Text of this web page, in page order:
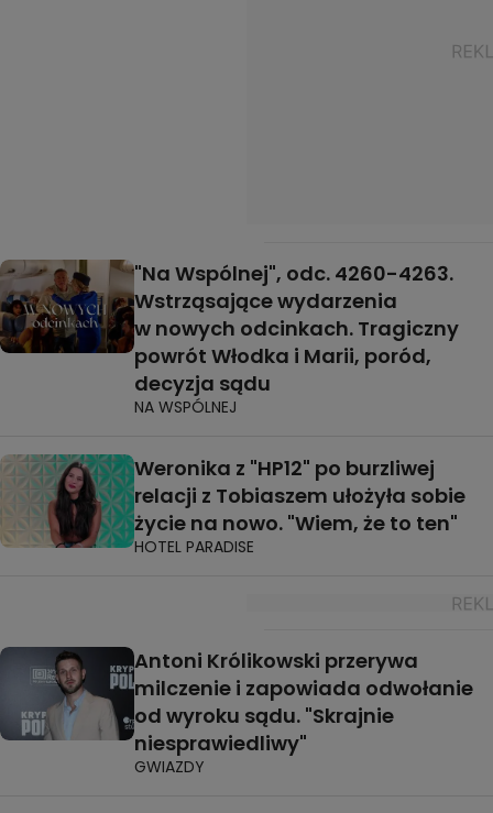
"Na Wspólnej", odc. 4260-4263.
Wstrząsające wydarzenia
w nowych odcinkach. Tragiczny
powrót Włodka i Marii, poród,
decyzja sądu
NA WSPÓLNEJ
Weronika z "HP12" po burzliwej
relacji z Tobiaszem ułożyła sobie
życie na nowo. "Wiem, że to ten"
HOTEL PARADISE
Antoni Królikowski przerywa
milczenie i zapowiada odwołanie
od wyroku sądu. "Skrajnie
niesprawiedliwy"
GWIAZDY